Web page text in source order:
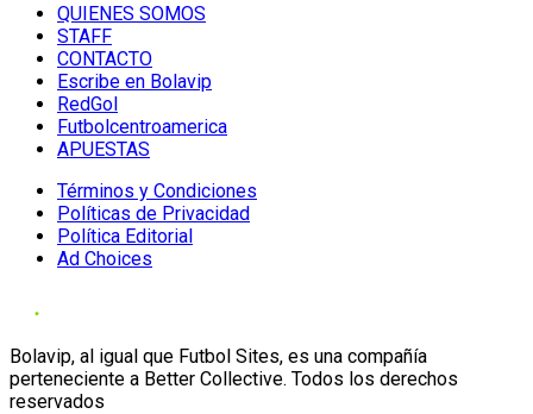
QUIENES SOMOS
STAFF
CONTACTO
Escribe en Bolavip
RedGol
Futbolcentroamerica
APUESTAS
Términos y Condiciones
Políticas de Privacidad
Política Editorial
Ad Choices
Bolavip, al igual que Futbol Sites, es una compañía
perteneciente a Better Collective. Todos los derechos
reservados